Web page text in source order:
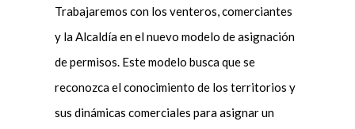
Trabajaremos con los venteros, comerciantes
y la Alcaldía en el nuevo modelo de asignación
de permisos. Este modelo busca que se
reconozca el conocimiento de los territorios y
sus dinámicas comerciales para asignar un